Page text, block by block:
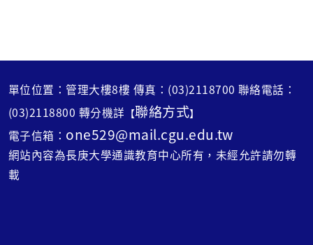
單位位置：管理大樓8樓 傳真：(03)2118700 聯絡電話：
(03)2118800 轉分機詳 【聯絡方式】
電子信箱： one529@mail.cgu.edu.tw
網站內容為長庚大學通識教育中心所有，未經允許請勿轉
載